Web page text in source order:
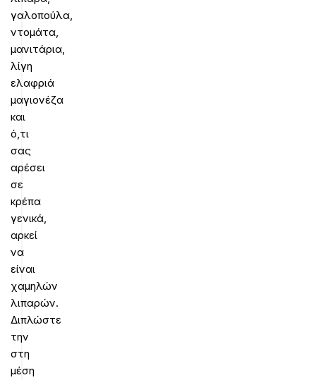
γαλοπούλα,
ντομάτα,
μανιτάρια,
λίγη
ελαφριά
μαγιονέζα
και
ό,τι
σας
αρέσει
σε
κρέπα
γενικά,
αρκεί
να
είναι
χαμηλών
λιπαρών.
Διπλώστε
την
στη
μέση